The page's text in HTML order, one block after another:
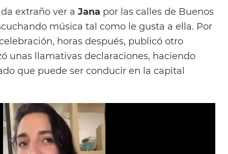
extraño ver a Jana por las calles de Buenos
música tal como le gusta a ella. Por
horas después, publicó otro
unas llamativas declaraciones, haciendo
que puede ser conducir en la capital